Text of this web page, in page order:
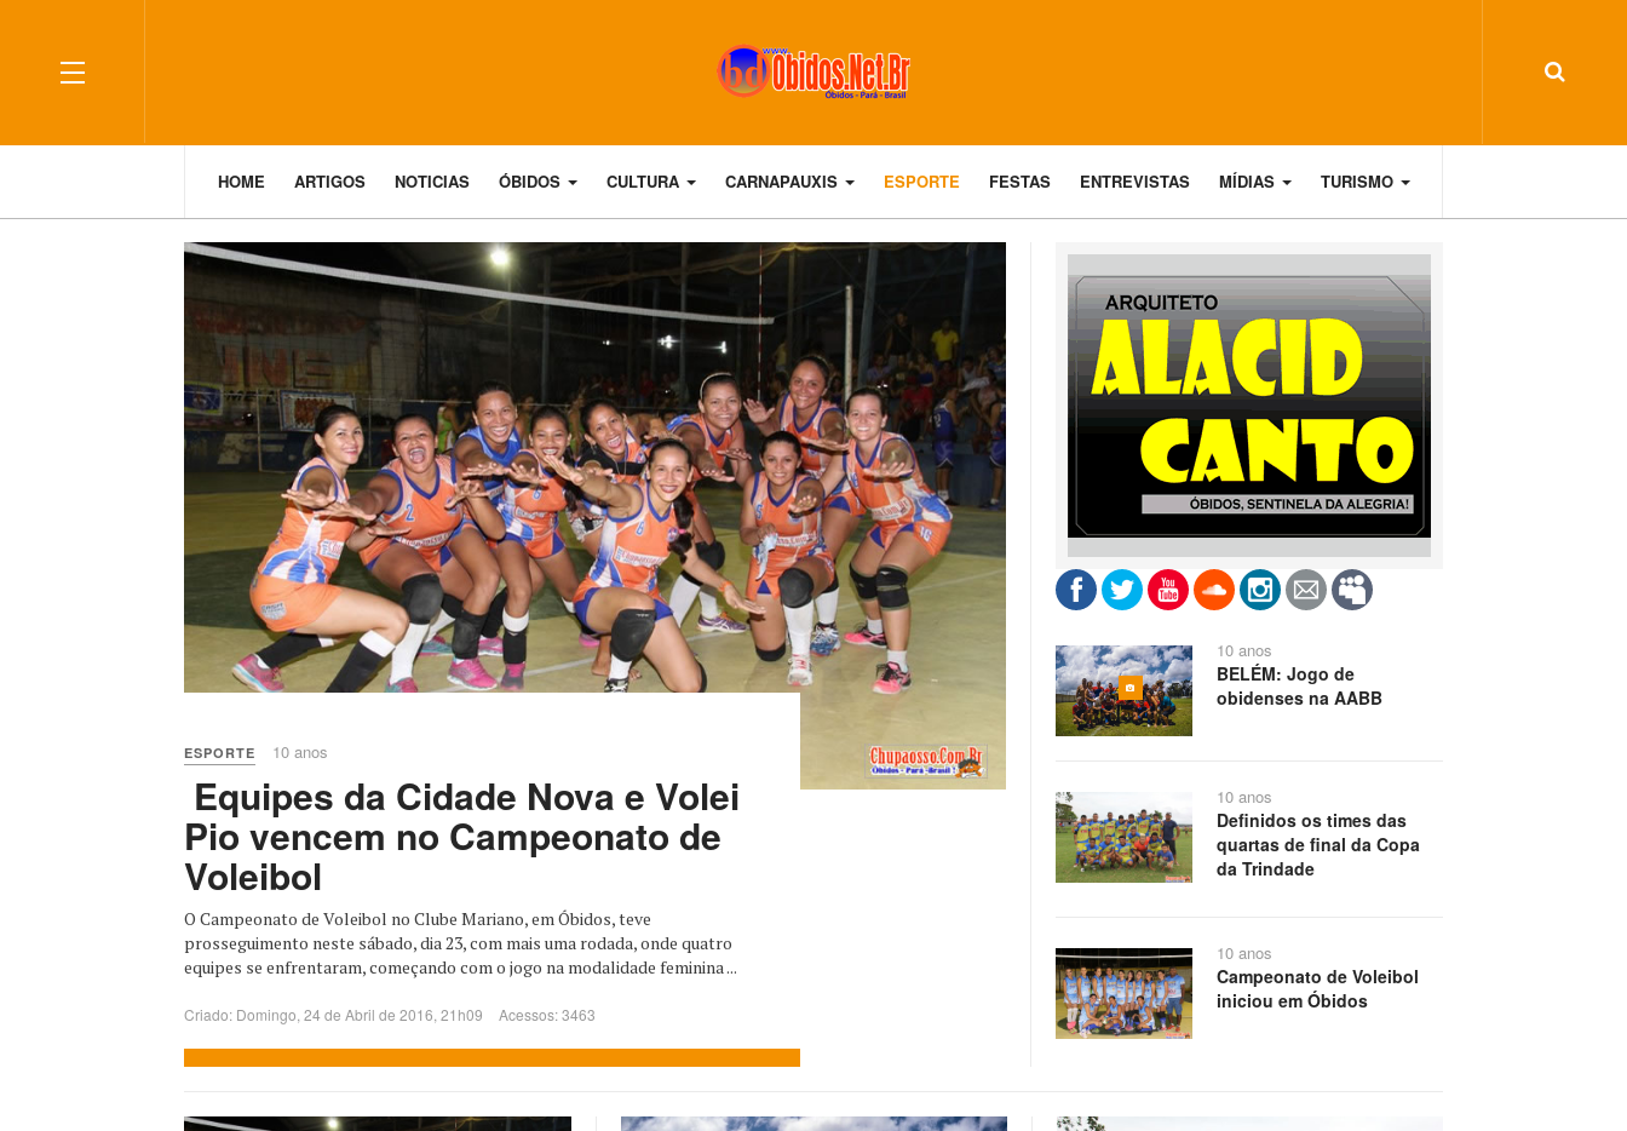
HOME ARTIGOS NOTICIAS ÓBIDOS CULTURA CARNAPAUXIS ESPORTE FESTAS ENTREVISTAS MÍDIAS TURISMO
ESPORTE 10 anos
Equipes da Cidade Nova e Volei
Pio vencem no Campeonato de
Voleibol
O Campeonato de Voleibol no Clube Mariano, em Óbidos, teve
prosseguimento neste sábado, dia 23, com mais uma rodada, onde quatro
equipes se enfrentaram, começando com o jogo na modalidade feminina ...
Criado: Domingo, 24 de Abril de 2016, 21h09 Acessos: 3463
10 anos
BELÉM: Jogo de
obidenses na AABB
10 anos
Definidos os times das
quartas de final da Copa
da Trindade
10 anos
Campeonato de Voleibol
iniciou em Óbidos